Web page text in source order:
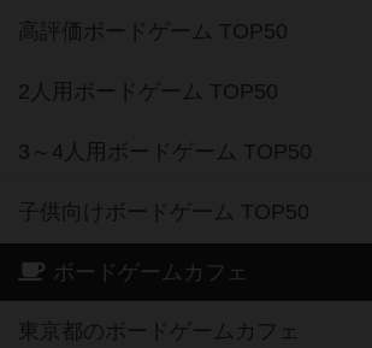
高評価ボードゲーム TOP50
2人用ボードゲーム TOP50
3～4人用ボードゲーム TOP50
子供向けボードゲーム TOP50
ボードゲームカフェ
東京都のボードゲームカフェ